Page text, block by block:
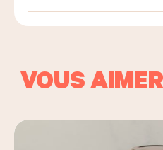
VOUS